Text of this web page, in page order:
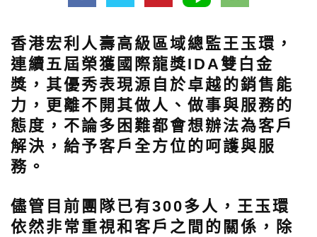
香港宏利人壽高級區域總監王玉環，
連續五屆榮獲國際龍獎IDA雙白金
獎，其優秀表現源自於卓越的銷售能
力，更離不開其做人、做事與服務的
態度，不論多困難都會想辦法為客戶
解決，給予客戶全方位的呵護與服
務。
儘管目前團隊已有300多人，王玉環
依然非常重視和客戶之間的關係，除